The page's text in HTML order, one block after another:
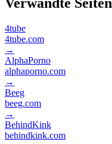
4tube
4tube.com
→
AlphaPorno
alphaporno.com
→
Beeg
beeg.com
→
BehindKink
behindkink.com